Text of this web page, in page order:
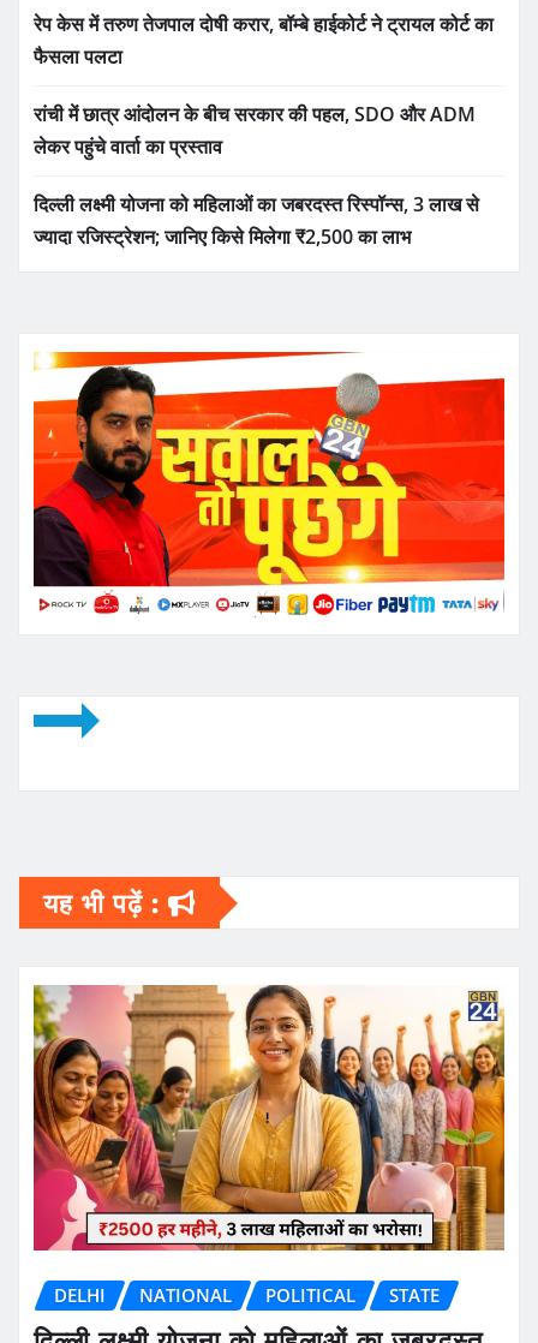
रेप केस में तरुण तेजपाल दोषी करार, बॉम्बे हाईकोर्ट ने ट्रायल कोर्ट का
फैसला पलटा
रांची में छात्र आंदोलन के बीच सरकार की पहल, SDO और ADM
लेकर पहुंचे वार्ता का प्रस्ताव
दिल्ली लक्ष्मी योजना को महिलाओं का जबरदस्त रिस्पॉन्स, 3 लाख से
ज्यादा रजिस्ट्रेशन; जानिए किसे मिलेगा ₹2,500 का लाभ
यह भी पढ़ें :
DELHI NATIONAL POLITICAL STATE